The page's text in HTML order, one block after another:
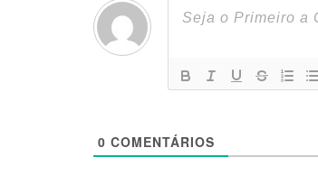
0 COMENTÁRIOS